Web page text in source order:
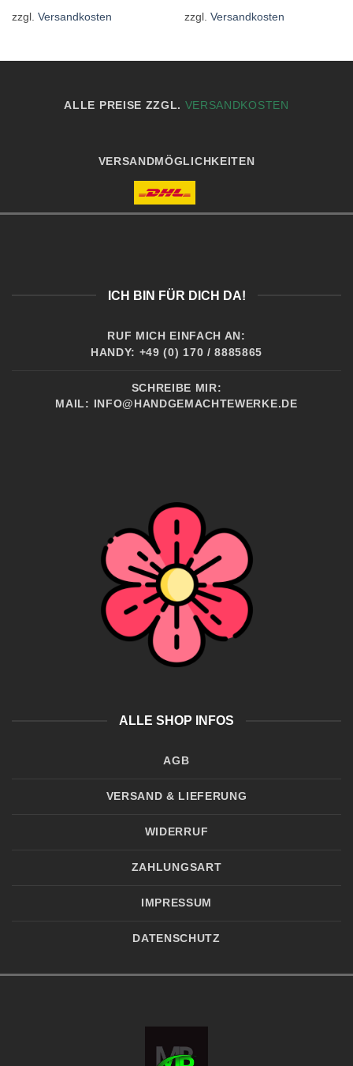
zzgl. Versandkosten
zzgl. Versandkosten
ALLE PREISE ZZGL. VERSANDKOSTEN
VERSANDMÖGLICHKEITEN
ICH BIN FÜR DICH DA!
RUF MICH EINFACH AN:
HANDY: +49 (0) 170 / 8885865
SCHREIBE MIR:
MAIL:
INFO@HANDGEMACHTEWERKE.DE
ALLE SHOP INFOS
AGB
VERSAND & LIEFERUNG
WIDERRUF
ZAHLUNGSART
IMPRESSUM
DATENSCHUTZ